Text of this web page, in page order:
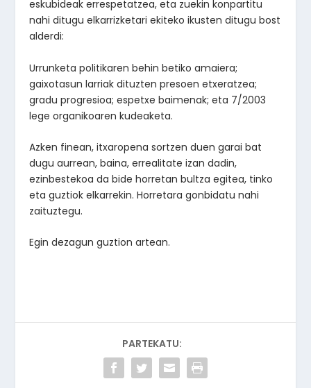
eskubideak errespetatzea, eta zuekin konpartitu
nahi ditugu elkarrizketari ekiteko ikusten ditugu bost
alderdi:
Urrunketa politikaren behin betiko amaiera;
gaixotasun larriak dituzten presoen etxeratzea;
gradu progresioa; espetxe baimenak; eta 7/2003
lege organikoaren kudeaketa.
Azken finean, itxaropena sortzen duen garai bat
dugu aurrean, baina, errealitate izan dadin,
ezinbestekoa da bide horretan bultza egitea, tinko
eta guztiok elkarrekin. Horretara gonbidatu nahi
zaituztegu.
Egin dezagun guztion artean.
PARTEKATU: